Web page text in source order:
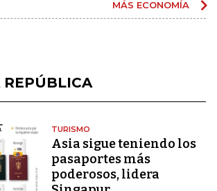
MÁS ECONOMÍA
REPÚBLICA
TURISMO
Asia sigue teniendo los
pasaportes más
poderosos, lidera